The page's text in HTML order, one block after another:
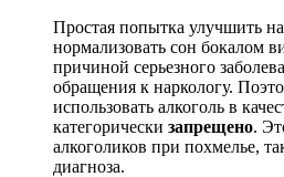
Простая попытка улучшить
нормализовать сон бокалом
причиной серьезного
обращения к наркологу.
использовать алкоголь в
категорически запрещено.
алкоголиков при похмелье,
диагноза.